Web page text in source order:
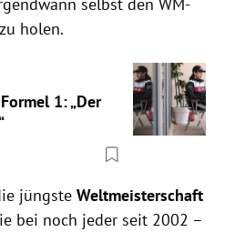
holen.
1: „Der
jüngste Weltmeisterschaft
bei noch jeder seit 2002 –